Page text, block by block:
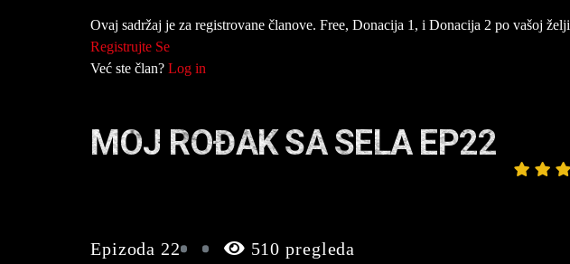
Ovaj sadržaj je za registrovane članove. Free, Donacija 1, i Donacija 2 po vašoj želji
Registrujte Se
Već ste član? Log in
MOJ ROĐAK SA SELA EP22
Epizoda 22 510 pregleda